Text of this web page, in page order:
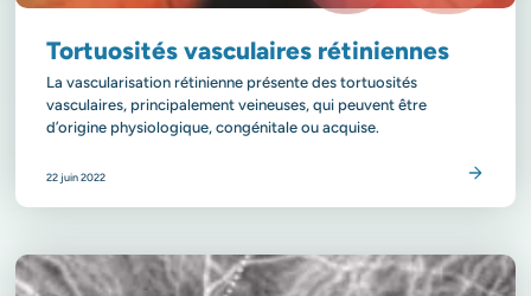
Tortuosités vasculaires rétiniennes
La vascularisation rétinienne présente des tortuosités
vasculaires, principalement veineuses, qui peuvent être
d’origine physiologique, congénitale ou acquise.
22 juin 2022